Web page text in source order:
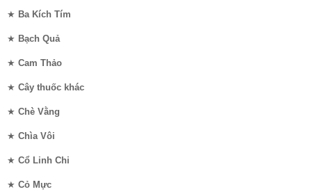
★ Ba Kích Tím
★ Bạch Quả
★ Cam Thảo
★ Cây thuốc khác
★ Chè Vằng
★ Chìa Vôi
★ Cổ Linh Chi
★ Cỏ Mực